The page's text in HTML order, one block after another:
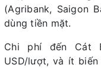
(Agribank, Saigon
dùng tiền mặt.
Chi phí đến Cát
USD/lượt, và ít